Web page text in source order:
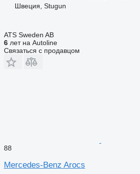
Швеция, Stugun
ATS Sweden AB
6лет на Autoline
Связаться с продавцом
88
Mercedes-Benz Arocs